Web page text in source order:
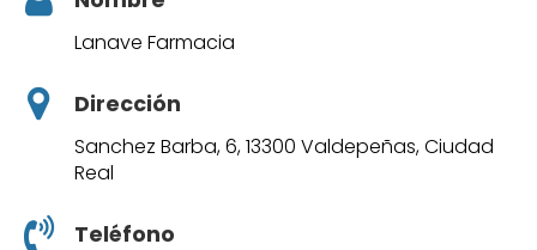
Lanave Farmacia
Dirección
Sanchez Barba, 6, 13300 Valdepeñas, Ciudad
Real
Teléfono